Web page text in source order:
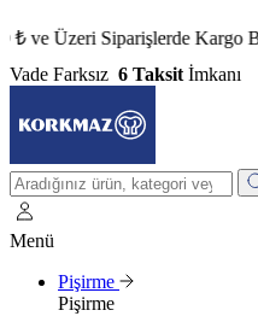
Siparişlerde Kargo Bedava
Vade Farksız 6 Taksit İmkanı
Menü
Pişirme
Pişirme